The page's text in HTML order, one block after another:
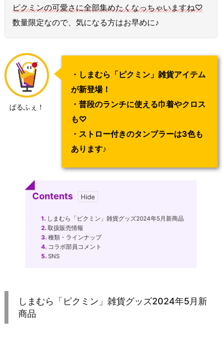
ピクミンの可愛さに全部集めたくなっちゃいますね♡
数量限定なので、気になる方はお早めに♪
ぱるふぇ！
・しまむら「ピクミン」雑貨アイテム
が新登場！
・普段のランチに使える巾着やクロス
も♡
・ストロー付きのタンブラーは3色も
あります♪
Contents
1. しまむら「ピクミン」雑貨グッズ2024年5月新商品
2. 取扱販売情報
3. 種類・ラインナップ
4. コラボ部員コメント
5. SNS
しまむら「ピクミン」雑貨グッズ2024年5月新
商品